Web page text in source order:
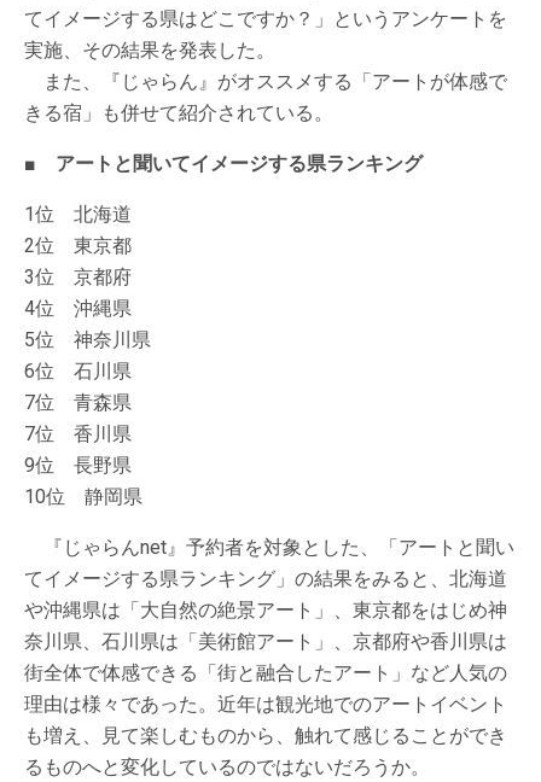
てイメージする県はどこですか？」というアンケートを
実施、その結果を発表した。
また、『じゃらん』がオススメする「アートが体感で
きる宿」も併せて紹介されている。
■ アートと聞いてイメージする県ランキング
1位 北海道
2位 東京都
3位 京都府
4位 沖縄県
5位 神奈川県
6位 石川県
7位 青森県
7位 香川県
9位 長野県
10位 静岡県
『じゃらんnet』予約者を対象とした、「アートと聞い
てイメージする県ランキング」の結果をみると、北海道
や沖縄県は「大自然の絶景アート」、東京都をはじめ神
奈川県、石川県は「美術館アート」、京都府や香川県は
街全体で体感できる「街と融合したアート」など人気の
理由は様々であった。近年は観光地でのアートイベント
も増え、見て楽しむものから、触れて感じることができ
るものへと変化しているのではないだろうか。